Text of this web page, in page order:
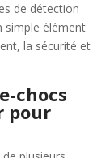
de détection
simple élément
la sécurité et
chocs
pour